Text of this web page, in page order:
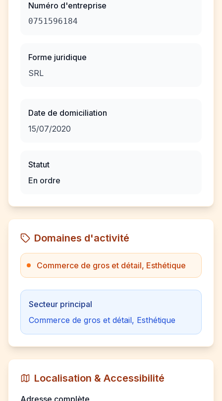
Numéro d'entreprise
0751596184
Forme juridique
SRL
Date de domiciliation
15/07/2020
Statut
En ordre
Domaines d'activité
Commerce de gros et détail, Esthétique
Secteur principal
Commerce de gros et détail, Esthétique
Localisation & Accessibilité
Adresse complète